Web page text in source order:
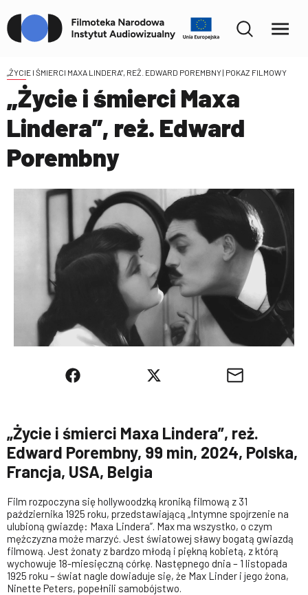
„ŻYCIE I ŚMIERCI MAXA LINDERA”, REŻ. EDWARD POREMBNY| POKAZ FILMOWY
„Życie i śmierci Maxa
Lindera”, reż. Edward
Porembny
„Życie i śmierci Maxa Lindera”, reż.
Edward Porembny, 99 min, 2024, Polska,
Francja, USA, Belgia
Film rozpoczyna się hollywoodzką kroniką filmową z 31
października 1925 roku, przedstawiającą „Intymne spojrzenie na
ulubioną gwiazdę: Maxa Lindera”. Max ma wszystko, o czym
mężczyzna może marzyć. Jest światowej sławy bogatą gwiazdą
filmową. Jest żonaty z bardzo młodą i piękną kobietą, z którą
wychowuje 18-miesięczną córkę. Następnego dnia – 1 listopada
1925 roku – świat nagle dowiaduje się, że Max Linder i jego żona,
Ninette Peters, popełnili samobójstwo.